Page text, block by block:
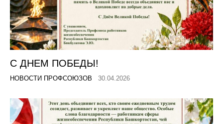
С ДНЕМ ПОБЕДЫ!
НОВОСТИ ПРОФСОЮЗОВ 30.04.2026